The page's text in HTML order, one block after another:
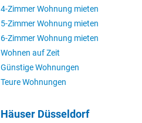
4-Zimmer Wohnung mieten
5-Zimmer Wohnung mieten
6-Zimmer Wohnung mieten
Wohnen auf Zeit
Günstige Wohnungen
Teure Wohnungen
Häuser Düsseldorf